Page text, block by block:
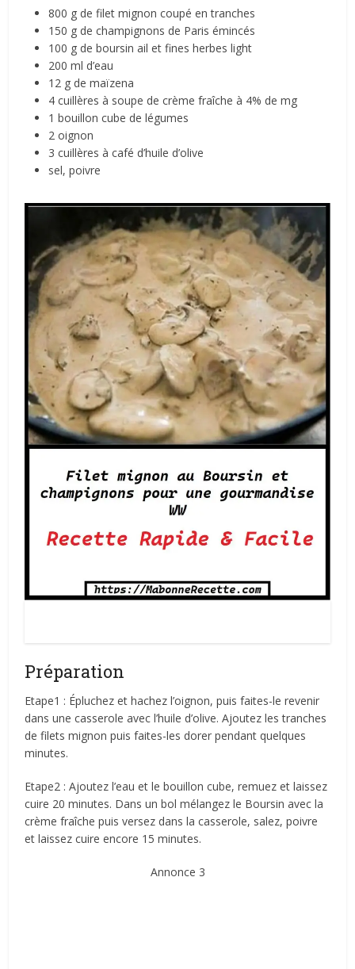
800 g de filet mignon coupé en tranches
150 g de champignons de Paris émincés
100 g de boursin ail et fines herbes light
200 ml d’eau
12 g de maïzena
4 cuillères à soupe de crème fraîche à 4% de mg
1 bouillon cube de légumes
2 oignon
3 cuillères à café d’huile d’olive
sel, poivre
Préparation
Etape1 : Épluchez et hachez l’oignon, puis faites-le revenir
dans une casserole avec l’huile d’olive. Ajoutez les tranches
de filets mignon puis faites-les dorer pendant quelques
minutes.
Etape2 : Ajoutez l’eau et le bouillon cube, remuez et laissez
cuire 20 minutes. Dans un bol mélangez le Boursin avec la
crème fraîche puis versez dans la casserole, salez, poivre
et laissez cuire encore 15 minutes.
Annonce 3